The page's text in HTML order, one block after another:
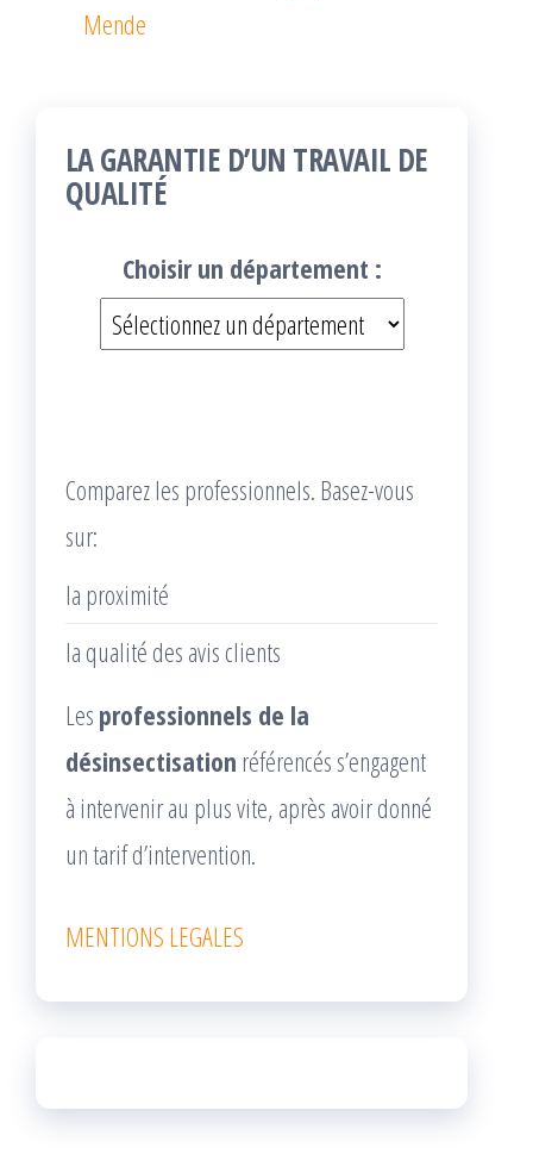
Mende
LA GARANTIE D’UN TRAVAIL DE
QUALITÉ
Choisir un département :
Comparez les professionnels. Basez-vous
sur:
la proximité
la qualité des avis clients
Les professionnels de la
désinsectisation référencés s’engagent
à intervenir au plus vite, après avoir donné
un tarif d’intervention.
MENTIONS LEGALES